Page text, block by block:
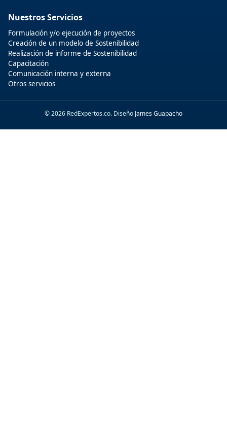
Nuestros Servicios
Formulación y/o ejecución de proyectos
Creación de un modelo de Sostenibilidad
Realización de informe de Sostenibilidad
Capacitación
Comunicación interna y externa
Otros servicios
© 2026 RedExpertos.co. Diseño James Guapacho